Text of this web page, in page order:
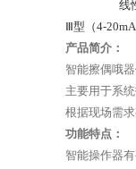
线性输入
Ⅲ型（4-
产品简介：
智能擦偶哦
主要用于系
根据现场需
功能特点：
智能操作器